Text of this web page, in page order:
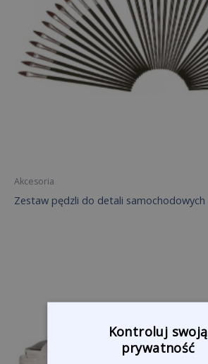
Akcesoria
Zestaw pędzli do detali samochodowych
Kontroluj swoją
prywatność